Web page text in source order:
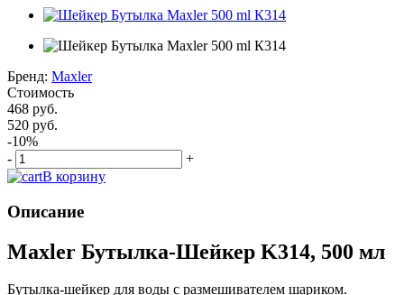
Бренд: Maxler
Стоимость
468 руб.
520 руб.
-10%
-
+
В корзину
Описание
Maxler Бутылка-Шейкер K314, 500 мл
Бутылка-шейкер для воды с размешивателем шариком.